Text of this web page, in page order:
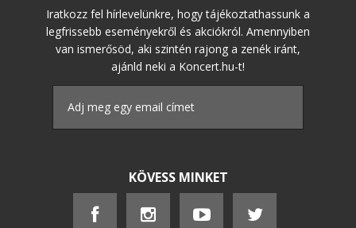
Iratkozz fel hírlevelünkre, hogy tájékoztathassunk a
legfrissebb eseményekről és akciókról. Amennyiben
van ismerősöd, aki szintén rajong a zenék iránt,
ajánld neki a Koncert.hu-t!
KÖVESS MINKET